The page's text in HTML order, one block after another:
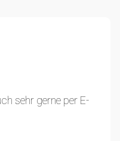
sehr gerne per E-